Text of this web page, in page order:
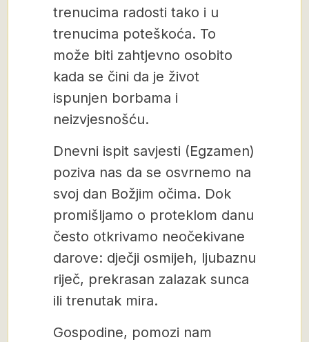
trenucima radosti tako i u
trenucima poteškoća. To
može biti zahtjevno osobito
kada se čini da je život
ispunjen borbama i
neizvjesnošću.
Dnevni ispit savjesti (Egzamen)
poziva nas da se osvrnemo na
svoj dan Božjim očima. Dok
promišljamo o proteklom danu
često otkrivamo neočekivane
darove: dječji osmijeh, ljubaznu
riječ, prekrasan zalazak sunca
ili trenutak mira.
Gospodine, pomozi nam